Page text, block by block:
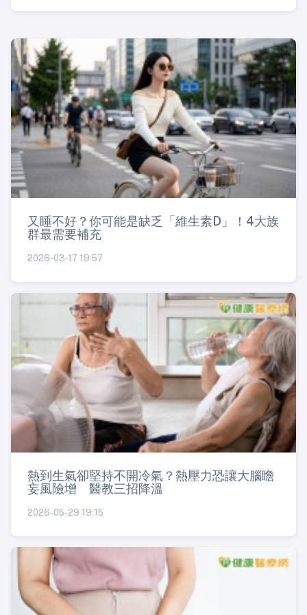
又睡不好？你可能是缺乏「維生素D」！4大族
群最需要補充
2026-03-17 19:57
熱到生氣卻堅持不開冷氣？熱壓力恐讓大腦瞻
妄風險增 醫教三招降溫
2026-05-29 19:15